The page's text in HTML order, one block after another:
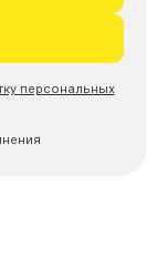
персональных